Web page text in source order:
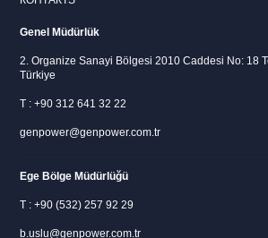
Genel Müdürlük
2. Organize Sanayi Bölgesi 2010 Caddesi No: 18
Türkiye
T : +90 312 641 32 22
genpower@genpower.com.tr
Ege Bölge Müdürlüğü
T : +90 (532) 257 92 29
b.uslu@genpower.com.tr